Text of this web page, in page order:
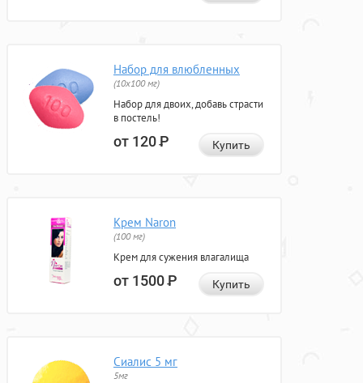
Набор для влюбленных
(10х100 мг)
Набор для двоих, добавь страсти
в постель!
от 120Р Купить
Крем Naron
(100 мг)
Крем для сужения влагалища
от 1500Р Купить
Сиалис 5 мг
5мг